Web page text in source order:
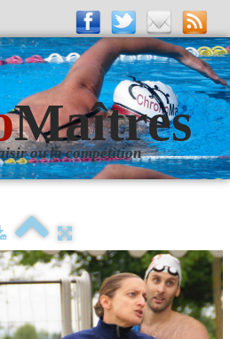
Maîtres
ou la compétition